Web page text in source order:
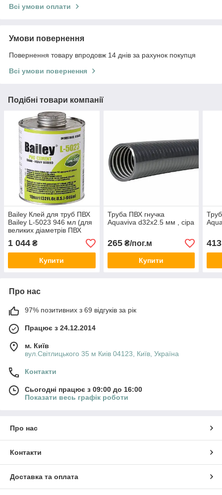
Всі умови оплати
Умови повернення
Повернення товару впродовж 14 днів за рахунок покупця
Всі умови повернення
Подібні товари компанії
Bailey Клей для труб ПВХ
Bailey L-5023 946 мл (для
великих діаметрів ПВХ
труб)
1 044 ₴
Купити
Труба ПВХ гнучка
Aquaviva d32x2.5 мм , сіра
265₴/пог.м
Купити
413
Про нас
97% позитивних з 69 відгуків за рік
Працює з 24.12.2014
м. Київ
вул.Світлицького 35 м Киів 04123, Київ, Україна
Контакти
Сьогодні працює з 09:00 до 16:00
Показати весь графік роботи
Про нас
Контакти
Доставка та оплата